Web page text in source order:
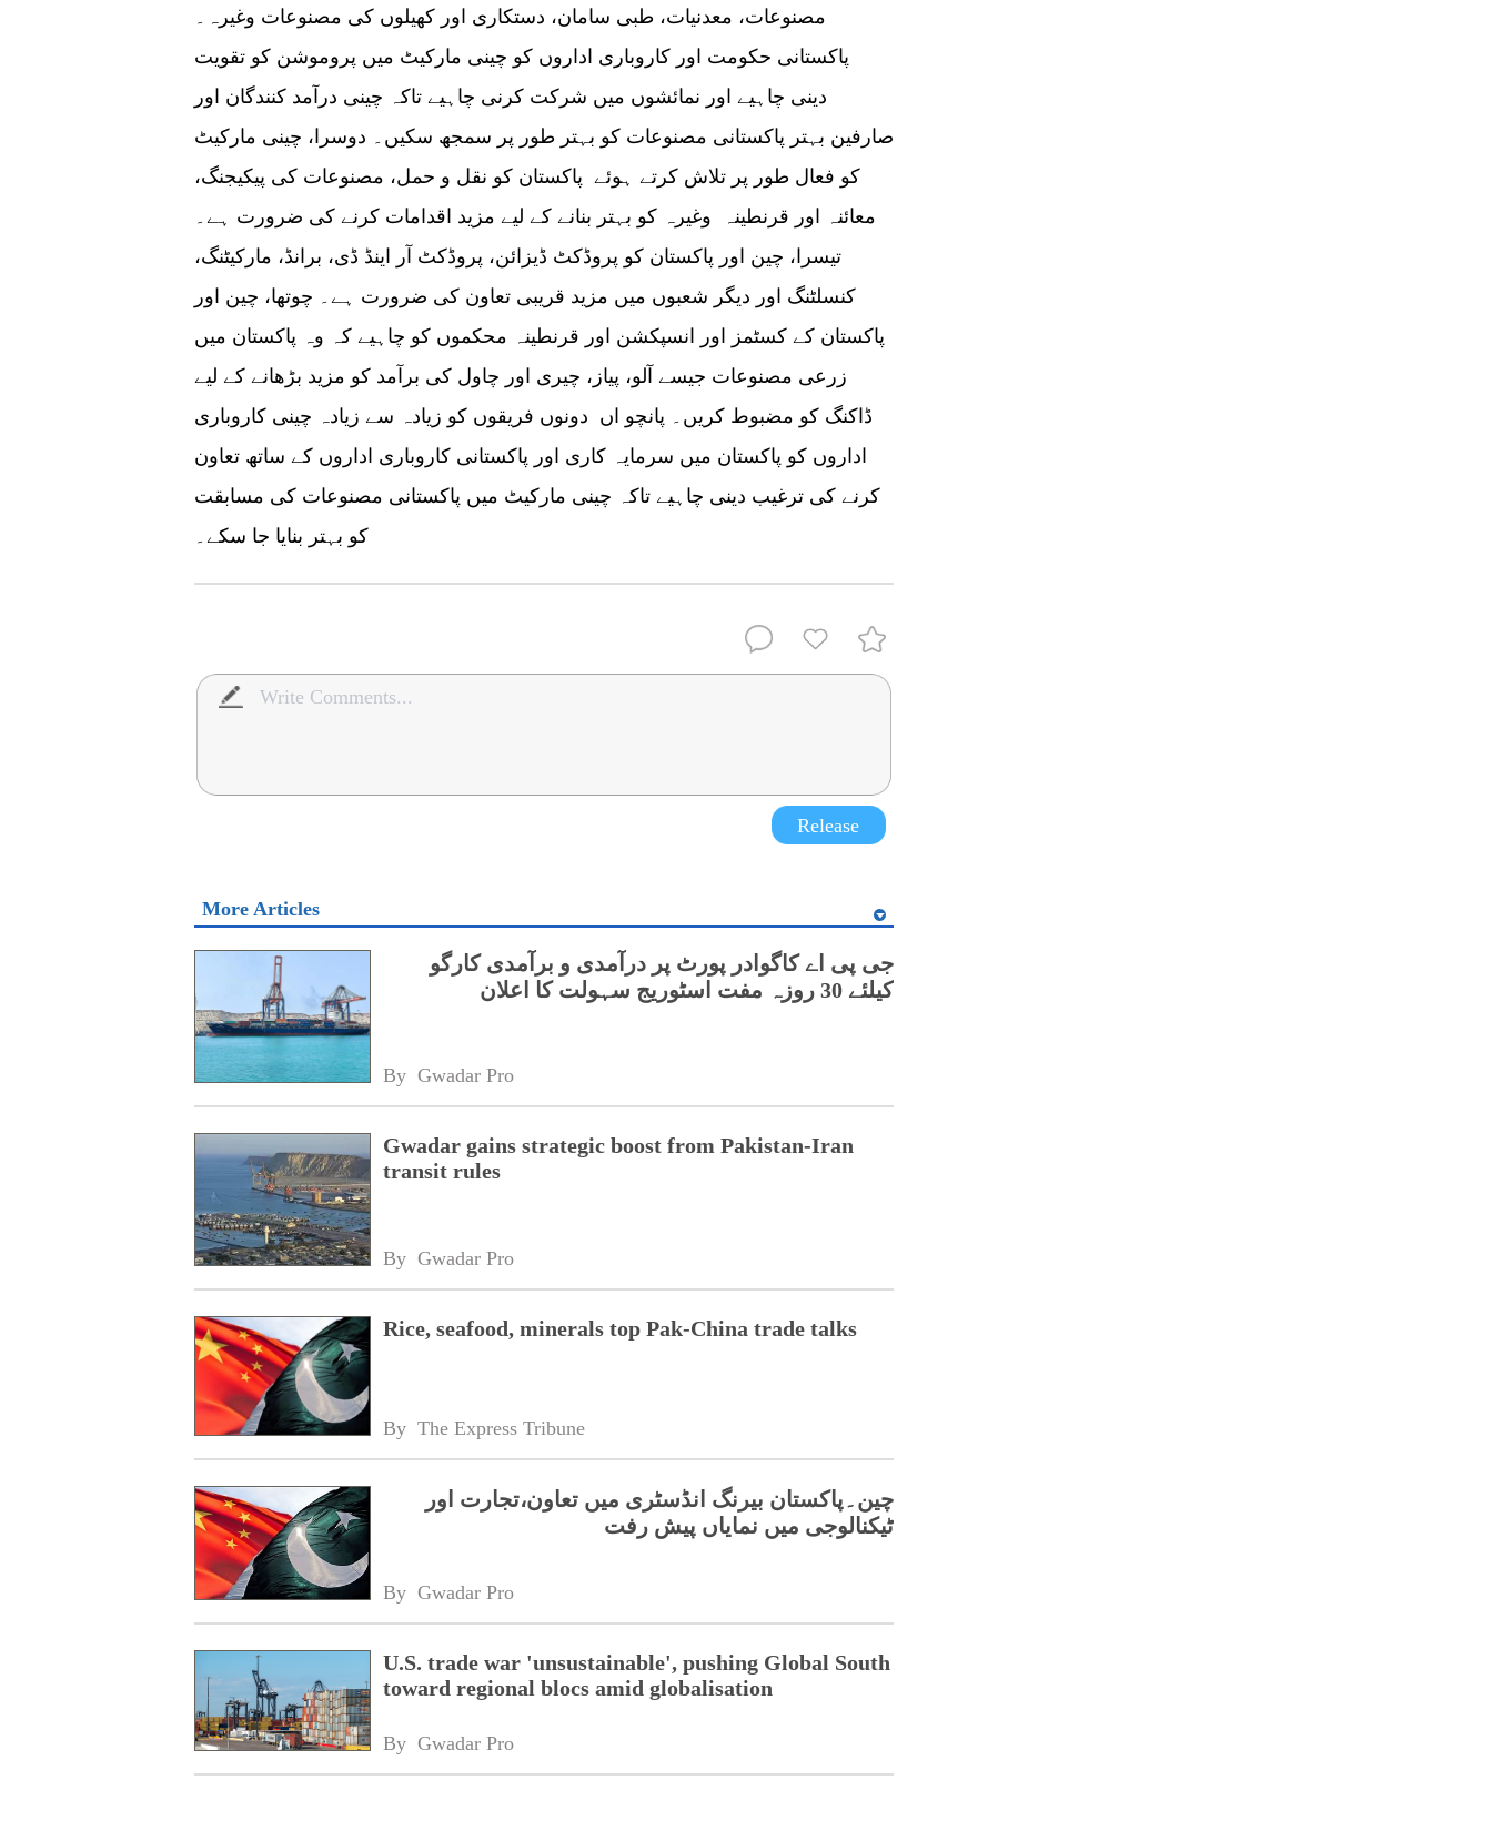
مصنوعات، معدنیات، طبی سامان، دستکاری اور کھیلوں کی مصنوعات وغیرہ۔
پاکستانی حکومت اور کاروباری اداروں کو چینی مارکیٹ میں پروموشن کو تقویت
دینی چاہیے اور نمائشوں میں شرکت کرنی چاہیے تاکہ چینی درآمد کنندگان اور
صارفین بہتر پاکستانی مصنوعات کو بہتر طور پر سمجھ سکیں۔ دوسرا، چینی مارکیٹ
کو فعال طور پر تلاش کرتے ہوئے پاکستان کو نقل و حمل، مصنوعات کی پیکیجنگ،
معائنہ اور قرنطینہ وغیرہ کو بہتر بنانے کے لیے مزید اقدامات کرنے کی ضرورت ہے۔
تیسرا، چین اور پاکستان کو پروڈکٹ ڈیزائن، پروڈکٹ آر اینڈ ڈی، برانڈ، مارکیٹنگ،
کنسلٹنگ اور دیگر شعبوں میں مزید قریبی تعاون کی ضرورت ہے۔ چوتھا، چین اور
پاکستان کے کسٹمز اور انسپکشن اور قرنطینہ محکموں کو چاہیے کہ وہ پاکستان میں
زرعی مصنوعات جیسے آلو، پیاز، چیری اور چاول کی برآمد کو مزید بڑھانے کے لیے
ڈاکنگ کو مضبوط کریں۔ پانچو اں دونوں فریقوں کو زیادہ سے زیادہ چینی کاروباری
اداروں کو پاکستان میں سرمایہ کاری اور پاکستانی کاروباری اداروں کے ساتھ تعاون
کرنے کی ترغیب دینی چاہیے تاکہ چینی مارکیٹ میں پاکستانی مصنوعات کی مسابقت
کو بہتر بنایا جا سکے۔
Release
More Articles
جی پی اے کاگوادر پورٹ پر درآمدی و برآمدی کارگو
کیلئے 30 روزہ مفت اسٹوریج سہولت کا اعلان
By Gwadar Pro
Gwadar gains strategic boost from Pakistan-Iran
transit rules
By Gwadar Pro
Rice, seafood, minerals top Pak-China trade talks
By The Express Tribune
چین۔پاکستان بیرنگ انڈسٹری میں تعاون،تجارت اور
ٹیکنالوجی میں نمایاں پیش رفت
By Gwadar Pro
U.S. trade war 'unsustainable', pushing Global South
toward regional blocs amid globalisation
By Gwadar Pro